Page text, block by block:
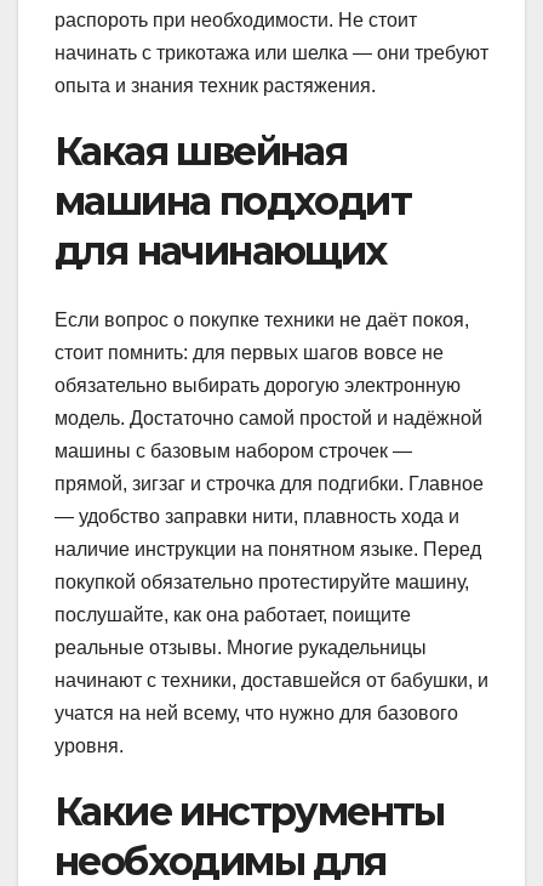
распороть при необходимости. Не стоит
начинать с трикотажа или шелка — они требуют
опыта и знания техник растяжения.
Какая швейная
машина подходит
для начинающих
Если вопрос о покупке техники не даёт покоя,
стоит помнить: для первых шагов вовсе не
обязательно выбирать дорогую электронную
модель. Достаточно самой простой и надёжной
машины с базовым набором строчек —
прямой, зигзаг и строчка для подгибки. Главное
— удобство заправки нити, плавность хода и
наличие инструкции на понятном языке. Перед
покупкой обязательно протестируйте машину,
послушайте, как она работает, поищите
реальные отзывы. Многие рукадельницы
начинают с техники, доставшейся от бабушки, и
учатся на ней всему, что нужно для базового
уровня.
Какие инструменты
необходимы для